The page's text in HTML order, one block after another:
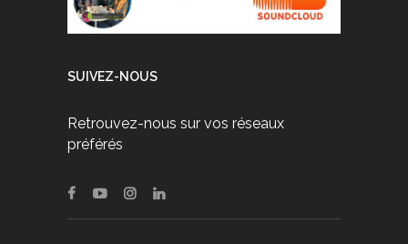
SUIVEZ-NOUS
Retrouvez-nous sur vos réseaux
préférés